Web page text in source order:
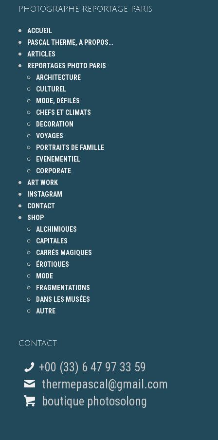
PHOTOGRAPHE REPORTAGE PARIS
ACCUEIL
PASCAL THERME, A PROPOS…
ARTICLES
REPORTAGES PHOTO PARIS
ARCHITECTURE
CULTUREL
MODE, DÉFILÉS
CHEFS ET CLIMATS
DECORATION
VOYAGES
PORTRAITS DE FAMILLE
EVENEMENTIEL
CORPORATE
ART WORK
INSTAGRAM
CONTACT
SHOP
ALCHIMIQUES
CAPITALES
CARRÉS MAGIQUES
ÉROTIQUES
MODE
FRAGMENTATIONS
DANS LES MUSÉES
AUTRE
CONTACT
+00 (33) 6 47 97 33 59
thermepascal@gmail.com
boutique photosolong